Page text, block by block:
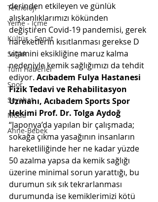
Teknoloji
Yeme - İçme
Kültür - Sanat
Sağlık
Tüm Haberler
Spor
Seyahat
Moda
Anne-Bebek
derinden etkileyen ve günlük
alışkanlıklarımızı kökünden
değiştiren Covid-19 pandemisi, gerek
hareketlerin kısıtlanması gerekse D
vitamini eksikliğine maruz kalma
nedeniyle kemik sağlığımızı da tehdit
ediyor. Acıbadem Fulya Hastanesi
Fizik Tedavi ve Rehabilitasyon
Uzmanı, Acıbadem Sports Spor
Hekimi Prof. Dr. Tolga Aydoğ
“Japonya’da yapılan bir çalışmada;
sokağa çıkma yasağının insanların
hareketliliğinde her ne kadar yüzde
50 azalma yapsa da kemik sağlığı
üzerine minimal sorun yarattığı, bu
durumun sık sık tekrarlanması
durumunda ise kemiklerimizi kötü